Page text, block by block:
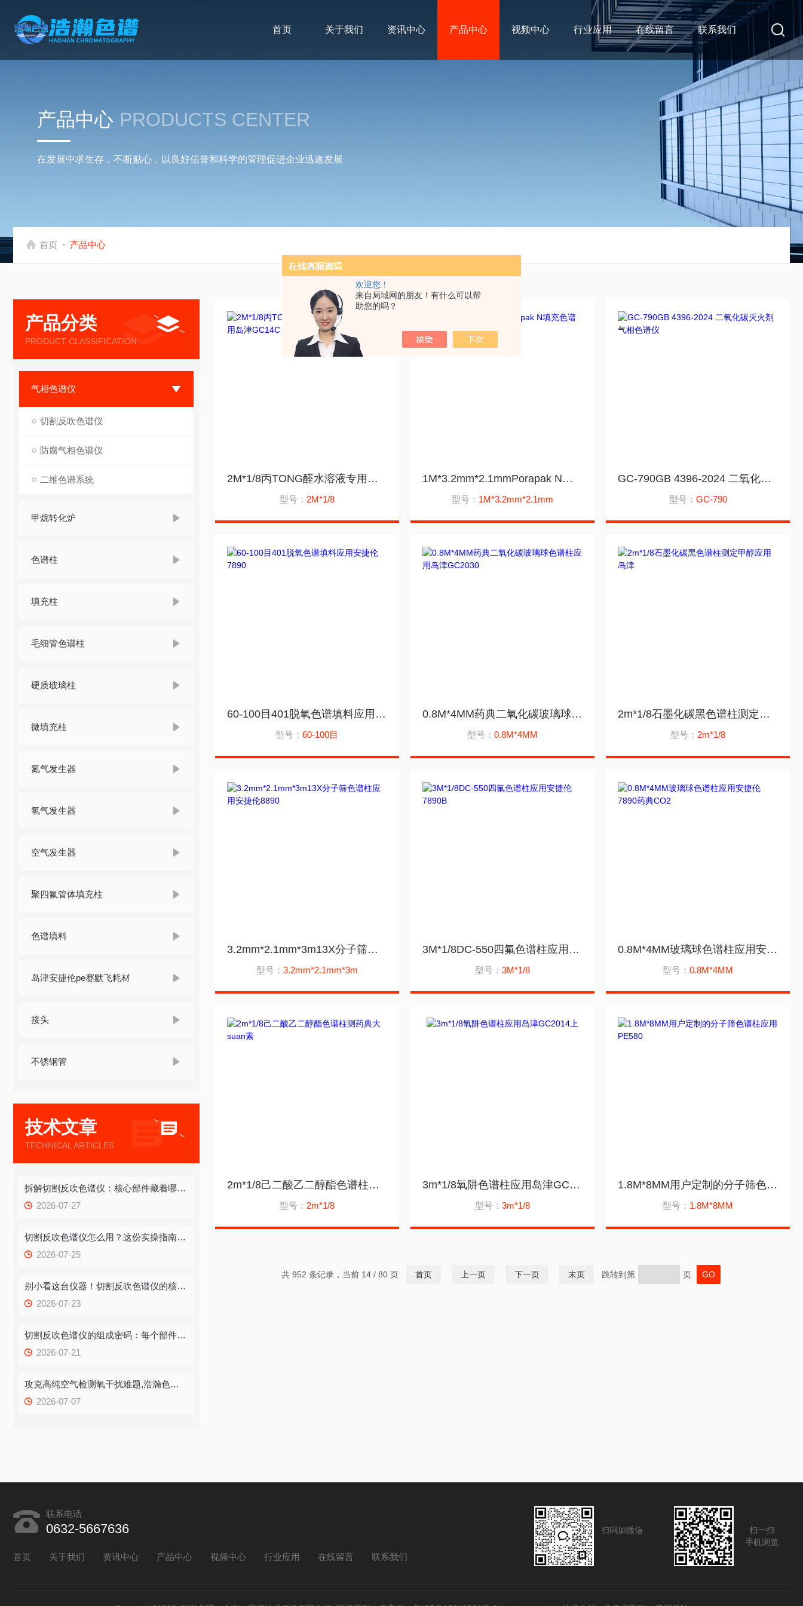
欢迎您！
来自局域网的朋友！有什么可以帮
助您的吗？
首页 关于我们 资讯中心 产品中心 视频中心 行业应用 在线留言 联系我们
产品中心 PRODUCTS CENTER
在发展中求生存，不断贴心，以良好信誉和科学的管理促进企业迅速发展
首页 - 产品中心
产品分类
PRODUCT CLASSIFICATION
气相色谱仪
切割反吹色谱仪
防腐气相色谱仪
二维色谱系统
甲烷转化炉
色谱柱
填充柱
毛细管色谱柱
硬质玻璃柱
微填充柱
氮气发生器
氢气发生器
空气发生器
聚四氟管体填充柱
色谱填料
岛津安捷伦pe赛默飞耗材
接头
不锈钢管
技术文章
TECHNICAL ARTICLES
拆解切割反吹色谱仪：核心部件藏着哪些“硬核配置”？
2026-07-27
切割反吹色谱仪怎么用？这份实操指南，带你快速吃透关键步骤
2026-07-25
别小看这台仪器！切割反吹色谱仪的核心功能，藏着检测效率的破局关键
2026-07-23
切割反吹色谱仪的组成密码：每个部件都藏着怎样的功能逻辑？
2026-07-21
攻克高纯空气检测氧干扰难题,浩瀚色谱切割反吹技术打造精准质控方案
2026-07-07
2M*1/8丙TONG醛水溶液专用色谱柱应用岛津GC14C
型号： 2M*1/8
1M*3.2mm*2.1mmPorapak N填充色谱柱应用岛津14C
型号： 1M*3.2mm*2.1mm
GC-790GB 4396-2024 二氧化碳灭火剂气相色谱仪
型号： GC-790
60-100目401脱氧色谱填料应用安捷伦7890
型号：60-100目
0.8M*4MM药典二氧化碳玻璃球色谱柱应用岛津GC2030
型号： 0.8M*4MM
2m*1/8石墨化碳黑色谱柱测定甲醇应用岛津
型号： 2m*1/8
3.2mm*2.1mm*3m13X分子筛色谱柱应用安捷伦8890
型号： 3.2mm*2.1mm*3m
3M*1/8DC-550四氟色谱柱应用安捷伦7890B
型号： 3M*1/8
0.8M*4MM玻璃球色谱柱应用安捷伦7890药典CO2
型号：0.8M*4MM
2m*1/8己二酸乙二醇酯色谱柱测药典大suan素
型号： 2m*1/8
3m*1/8氧阱色谱柱应用岛津GC2014上
型号： 3m*1/8
1.8M*8MM用户定制的分子筛色谱柱应用PE580
型号： 1.8M*8MM
共 952 条记录，当前 14 / 80 页 首页 上一页 下一页 末页 跳转到第 页
联系电话
0632-5667636
首页 关于我们 资讯中心 产品中心 视频中心 行业应用 在线留言 联系我们
扫码加微信
扫一扫
手机浏览